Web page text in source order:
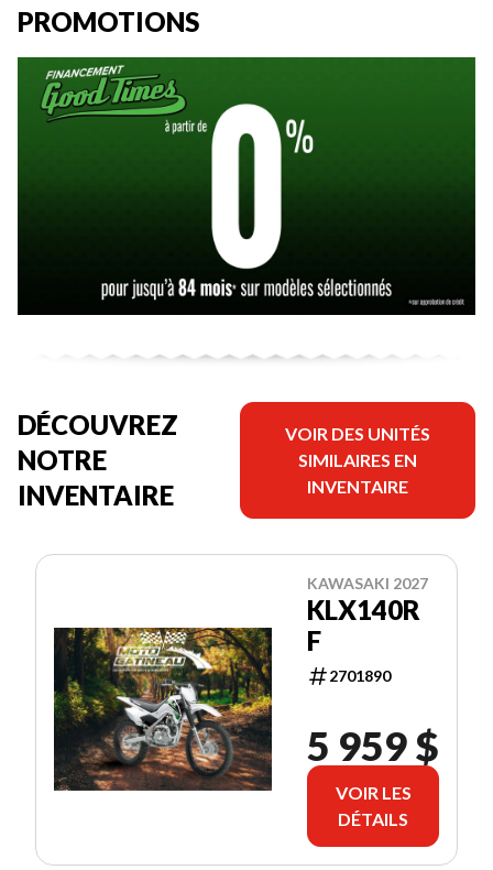
PROMOTIONS
DÉCOUVREZ
NOTRE
INVENTAIRE
VOIR DES UNITÉS
SIMILAIRES EN
INVENTAIRE
KAWASAKI 2027
KLX140R
F
2701890
5 959 $
VOIR LES
DÉTAILS